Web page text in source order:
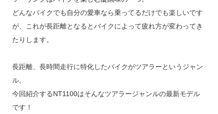
どんなバイクでも自分の愛車なら乗ってるだけでも楽しいです
が、これが長距離となるとバイクによって疲れ方が変わってき
たりします。
長距離、長時間走行に特化したバイクがツアラーというジャン
ル。
今回紹介するNT1100はそんなツアラージャンルの最新モデル
です！